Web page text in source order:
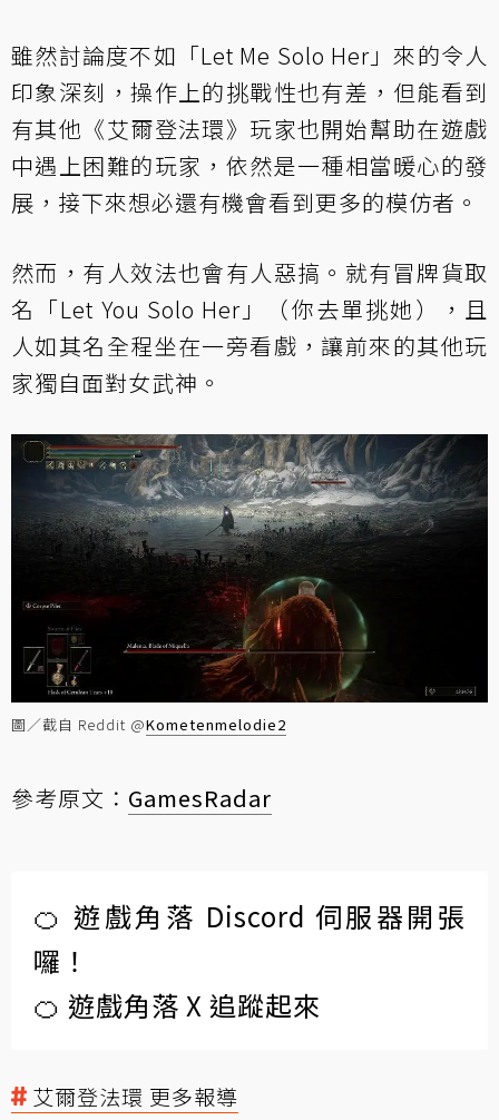
雖然討論度不如「Let Me Solo Her」來的令人
印象深刻，操作上的挑戰性也有差，但能看到
有其他《艾爾登法環》玩家也開始幫助在遊戲
中遇上困難的玩家，依然是一種相當暖心的發
展，接下來想必還有機會看到更多的模仿者。
然而，有人效法也會有人惡搞。就有冒牌貨取
名「Let You Solo Her」（你去單挑她），且
人如其名全程坐在一旁看戲，讓前來的其他玩
家獨自面對女武神。
圖／截自 Reddit @Kometenmelodie2
參考原文： GamesRadar
🍊 遊戲角落 Discord 伺服器開張
囉！
🍊 遊戲角落 X 追蹤起來
艾爾登法環 更多報導